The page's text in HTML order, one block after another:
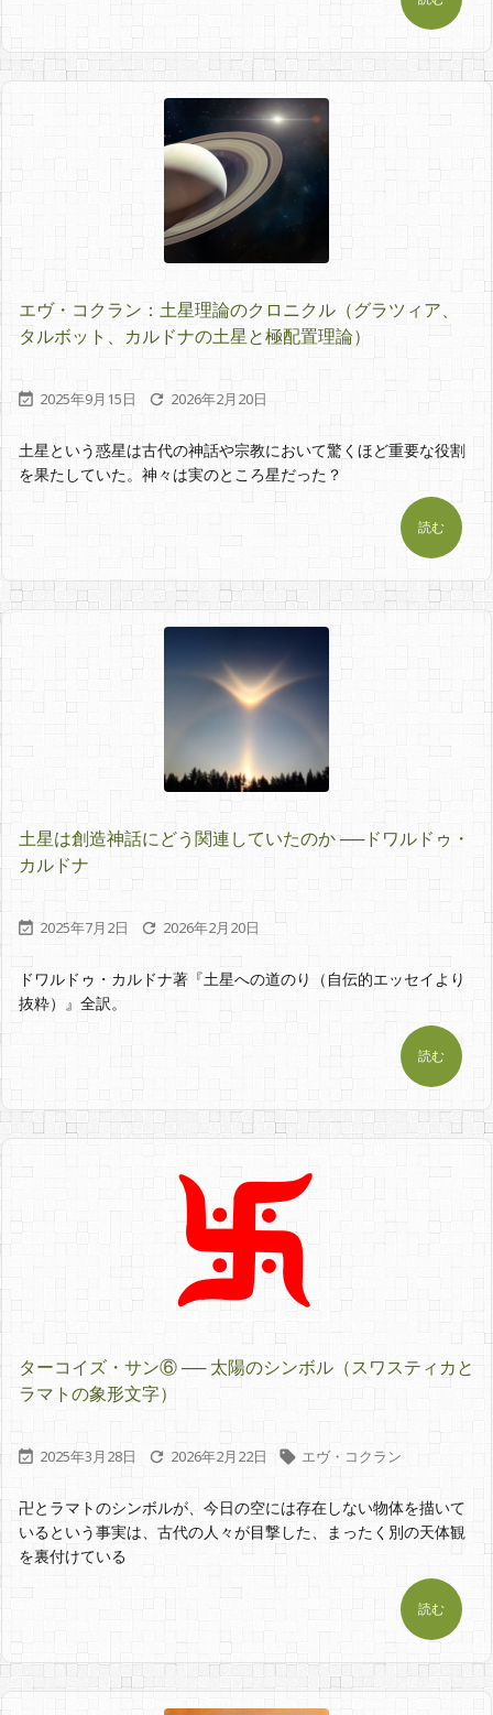
エヴ・コクラン：土星理論のクロニクル（グラツィア、
タルボット、カルドナの土星と極配置理論）
 2025年9月15日  2026年2月20日
土星という惑星は古代の神話や宗教において驚くほど重要な役割
を果たしていた。神々は実のところ星だった？
読む
土星は創造神話にどう関連していたのか ──ドワルドゥ・
カルドナ
 2025年7月2日  2026年2月20日
ドワルドゥ・カルドナ著『土星への道のり（自伝的エッセイより
抜粋）』全訳。
読む
ターコイズ・サン⑥ ── 太陽のシンボル（スワスティカと
ラマトの象形文字）
 2025年3月28日  2026年2月22日  エヴ・コクラン
卍とラマトのシンボルが、今日の空には存在しない物体を描いて
いるという事実は、古代の人々が目撃した、まったく別の天体観
を裏付けている
読む